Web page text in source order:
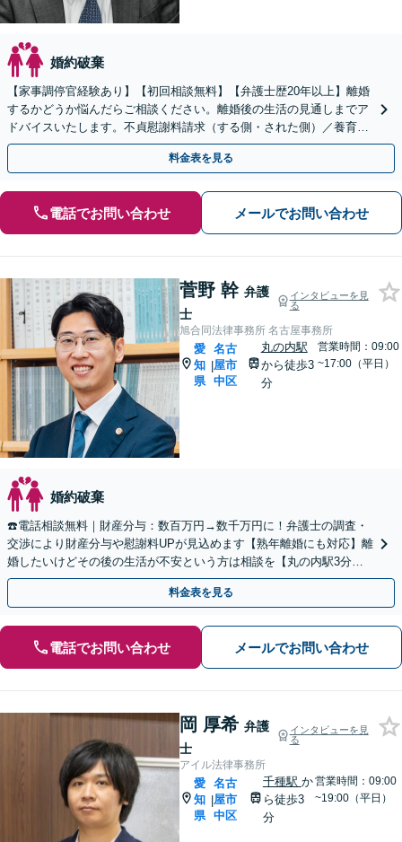
婚約破棄
【家事調停官経験あり】【初回相談無料】【弁護士歴20年以上】離婚
するかどうか悩んだらご相談ください。離婚後の生活の見通しまでア
ドバイスいたします。不貞慰謝料請求（する側・された側）／養育費
／親権／モラハラ被害【完全個室】【子連れ相談可】
料金表を見る
電話でお問い合わせ メールでお問い合わせ
菅野 幹 弁護
士
インタビューを見
る
旭合同法律事務所 名古屋事務所
愛
知
県
|
名古
屋市
中区
丸の内駅
から徒歩3
分
営業時間：09:00
~17:00（平日）
婚約破棄
☎️電話相談無料｜財産分与：数百万円→数千万円に！弁護士の調査・
交渉により財産分与や慰謝料UPが見込めます【熟年離婚にも対応】離
婚したいけどその後の生活が不安という方は相談を【丸の内駅3分】
【休日面談可】【WEB面談可】
料金表を見る
電話でお問い合わせ メールでお問い合わせ
岡 厚希 弁護
士
インタビューを見
る
アイル法律事務所
愛
知
県
|
名古
屋市
中区
千種駅 か
ら徒歩3
分
営業時間：09:00
~19:00（平日）